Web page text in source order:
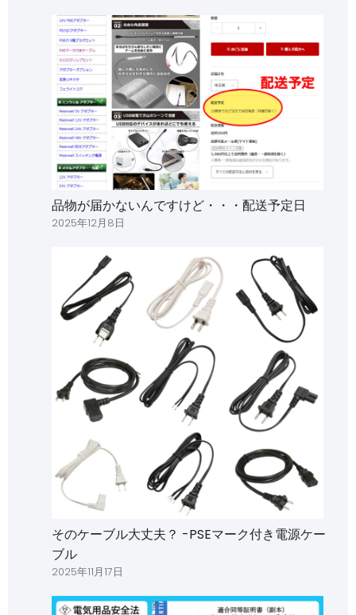
品物が届かないんですけど・・・配送予定日
2025年12月8日
そのケーブル大丈夫？ -PSEマーク付き電源ケー
ブル
2025年11月17日